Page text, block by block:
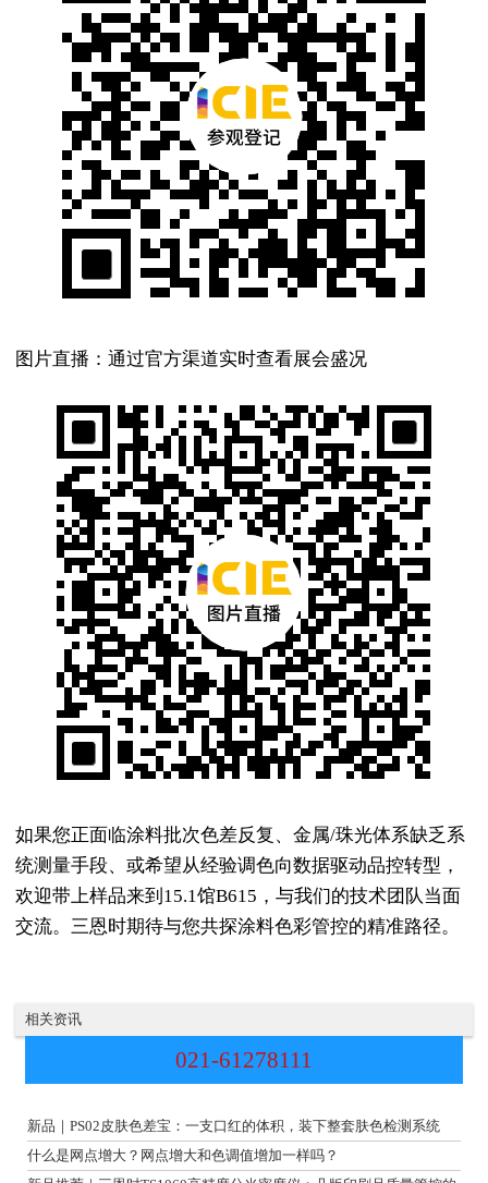
图片直播：通过官方渠道实时查看展会盛况
如果您正面临涂料批次色差反复、金属/珠光体系缺乏系
统测量手段、或希望从经验调色向数据驱动品控转型，
欢迎带上样品来到15.1馆B615，与我们的技术团队当面
交流。三恩时期待与您共探涂料色彩管控的精准路径。
相关资讯
021-61278111
肤
色
色
怎
新品｜PS02皮肤色差宝：一支口红的体积，装下整套肤色检测系统
什么是网点增大？网点增大和色调值增加一样吗？